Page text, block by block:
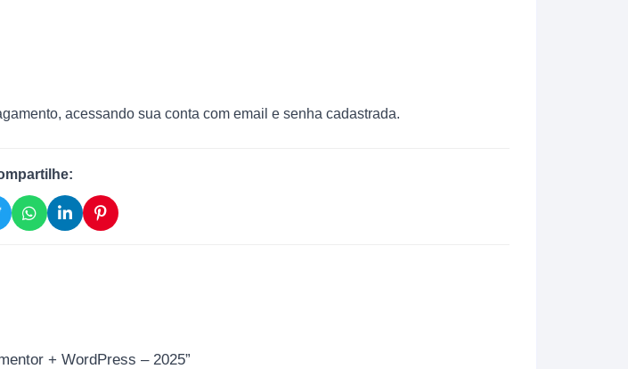
acessando sua conta com email e senha cadastrada.
+ WordPress – 2025”